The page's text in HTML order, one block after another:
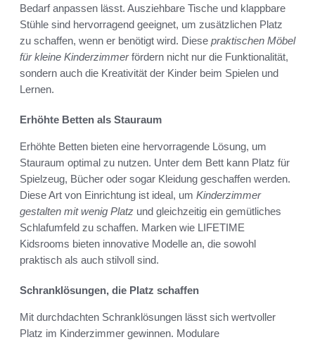
Bedarf anpassen lässt. Ausziehbare Tische und klappbare
Stühle sind hervorragend geeignet, um zusätzlichen Platz
zu schaffen, wenn er benötigt wird. Diese praktischen Möbel
für kleine Kinderzimmerfördern nicht nur die Funktionalität,
sondern auch die Kreativität der Kinder beim Spielen und
Lernen.
Erhöhte Betten als Stauraum
Erhöhte Betten bieten eine hervorragende Lösung, um
Stauraum optimal zu nutzen. Unter dem Bett kann Platz für
Spielzeug, Bücher oder sogar Kleidung geschaffen werden.
Diese Art von Einrichtung ist ideal, um Kinderzimmer
gestalten mit wenig Platz und gleichzeitig ein gemütliches
Schlafumfeld zu schaffen. Marken wie LIFETIME
Kidsrooms bieten innovative Modelle an, die sowohl
praktisch als auch stilvoll sind.
Schranklösungen, die Platz schaffen
Mit durchdachten Schranklösungen lässt sich wertvoller
Platz im Kinderzimmer gewinnen. Modulare